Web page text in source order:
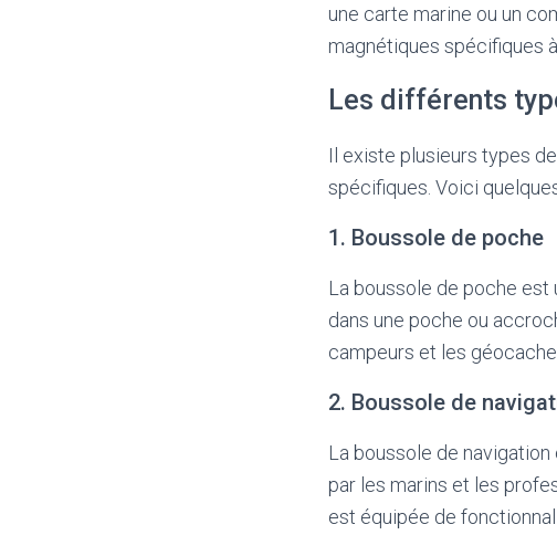
une carte marine ou un
magnétiques spécifiques
Les différents
Il existe plusieurs types
spécifiques. Voici
1. Boussole de poche
La boussole de poche
dans une poche ou
campeurs et les
2. Boussole de
La boussole de
par les marins et les
est équipée de